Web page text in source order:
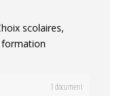
index.php/rteo/article/
compétences
scolaires,
Oct 2025,
1 document